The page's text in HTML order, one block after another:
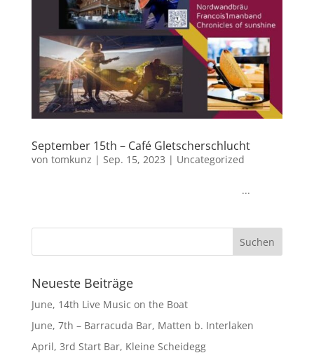
September 15th – Café Gletscherschlucht
von tomkunz | Sep. 15, 2023 | Uncategorized
...
Neueste Beiträge
June, 14th Live Music on the Boat
June, 7th – Barracuda Bar, Matten b. Interlaken
April, 3rd Start Bar, Kleine Scheidegg